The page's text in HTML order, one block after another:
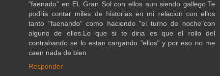
"faenado" en EL Gran Sol con ellos aun siendo gallego.Te
podria contar miles de historias en mi relacion con ellos
tanto "faenando" como haciendo "el turno de noche"con
alguno de ellos.Lo que si te diria es que el rollo del
contrabando se lo estan cargando "ellos" y por eso no me
caen nada de bien
Responder